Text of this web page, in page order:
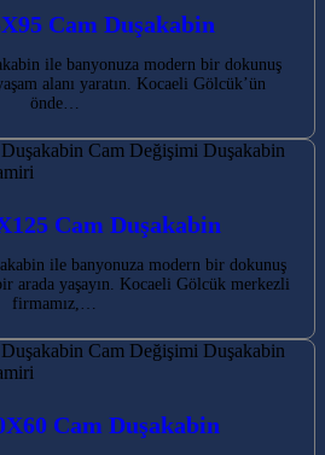
Cam Duşakabin
ile banyonuza modern bir dokunuş
alanı yaratın. Kocaeli Gölcük’ün
önde…
Cam Duşakabin
ile banyonuza modern bir dokunuş
arada yaşayın. Kocaeli Gölcük merkezli
firmamız,…
Cam Duşakabin